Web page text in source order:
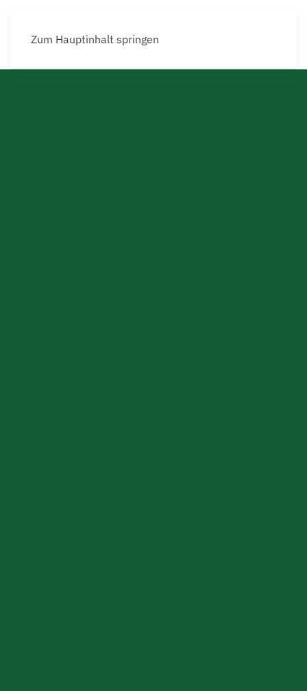
Zum Hauptinhalt springen